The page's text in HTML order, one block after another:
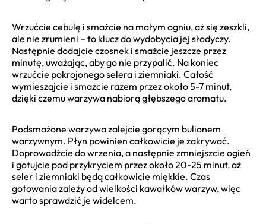
Wrzućcie cebulę i smażcie na małym ogniu, aż się zeszkli,
ale nie zrumieni – to klucz do wydobycia jej słodyczy.
Następnie dodajcie czosnek i smażcie jeszcze przez
minutę, uważając, aby go nie przypalić. Na koniec
wrzućcie pokrojonego selera i ziemniaki. Całość
wymieszajcie i smażcie razem przez około 5-7 minut,
dzięki czemu warzywa nabiorą głębszego aromatu.
Podsmażone warzywa zalejcie gorącym bulionem
warzywnym. Płyn powinien całkowicie je zakrywać.
Doprowadźcie do wrzenia, a następnie zmniejszcie ogień
i gotujcie pod przykryciem przez około 20-25 minut, aż
seler i ziemniaki będą całkowicie miękkie. Czas
gotowania zależy od wielkości kawałków warzyw, więc
warto sprawdzić je widelcem.